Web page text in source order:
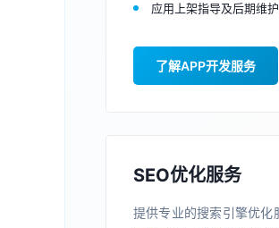
应用上架指导及后期维
了解APP开发服务
SEO优化服务
提供专业的搜索引擎优化